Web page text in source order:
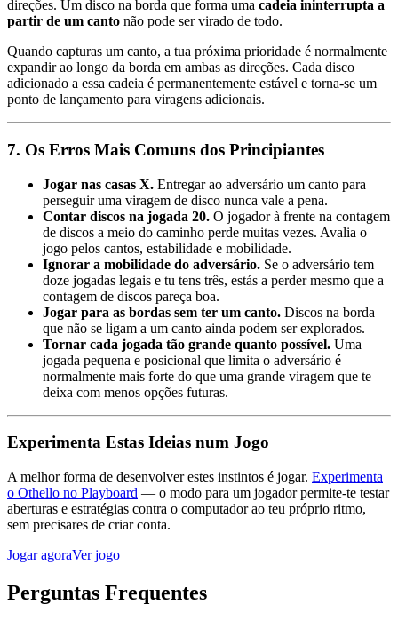
direções. Um disco na borda que forma uma cadeia ininterrupta a
partir de um canto não pode ser virado de todo.
Quando capturas um canto, a tua próxima prioridade é normalmente
expandir ao longo da borda em ambas as direções. Cada disco
adicionado a essa cadeia é permanentemente estável e torna-se um
ponto de lançamento para viragens adicionais.
7. Os Erros Mais Comuns dos Principiantes
Jogar nas casas X. Entregar ao adversário um canto para
perseguir uma viragem de disco nunca vale a pena.
Contar discos na jogada 20. O jogador à frente na contagem
de discos a meio do caminho perde muitas vezes. Avalia o
jogo pelos cantos, estabilidade e mobilidade.
Ignorar a mobilidade do adversário. Se o adversário tem
doze jogadas legais e tu tens três, estás a perder mesmo que a
contagem de discos pareça boa.
Jogar para as bordas sem ter um canto. Discos na borda
que não se ligam a um canto ainda podem ser explorados.
Tornar cada jogada tão grande quanto possível. Uma
jogada pequena e posicional que limita o adversário é
normalmente mais forte do que uma grande viragem que te
deixa com menos opções futuras.
Experimenta Estas Ideias num Jogo
A melhor forma de desenvolver estes instintos é jogar. Experimenta
o Othello no Playboard — o modo para um jogador permite-te testar
aberturas e estratégias contra o computador ao teu próprio ritmo,
sem precisares de criar conta.
Jogar agoraVer jogo
Perguntas Frequentes